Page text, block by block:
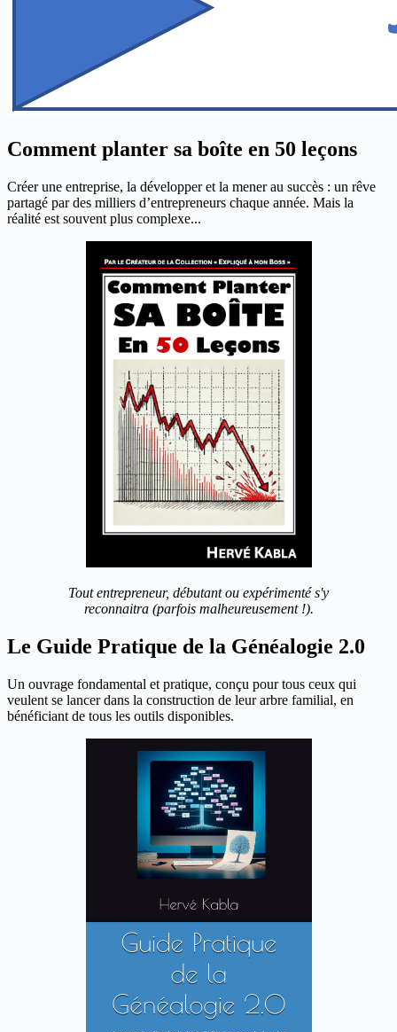
Comment planter sa boîte en 50 leçons
Créer une entreprise, la développer et la mener au succès : un rêve
partagé par des milliers d’entrepreneurs chaque année. Mais la
réalité est souvent plus complexe...
Tout entrepreneur, débutant ou expérimenté s'y
reconnaitra (parfois malheureusement !).
Le Guide Pratique de la Généalogie 2.0
Un ouvrage fondamental et pratique, conçu pour tous ceux qui
veulent se lancer dans la construction de leur arbre familial, en
bénéficiant de tous les outils disponibles.